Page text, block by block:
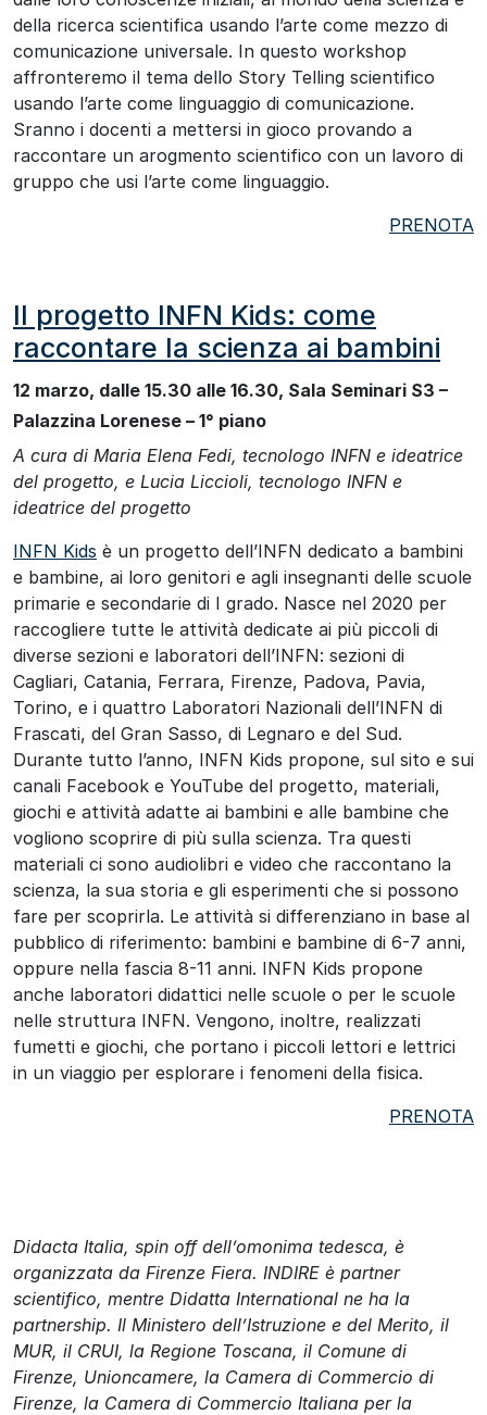
della ricerca scientifica usando l’arte come mezzo di
comunicazione universale. In questo workshop
affronteremo il tema dello Story Telling scientifico
usando l’arte come linguaggio di comunicazione.
Sranno i docenti a mettersi in gioco provando a
raccontare un arogmento scientifico con un lavoro di
gruppo che usi l’arte come linguaggio.
PRENOTA
Il progetto INFN Kids: come
raccontare la scienza ai bambini
12 marzo, dalle 15.30 alle 16.30, Sala Seminari S3 –
Palazzina Lorenese – 1° piano
A cura di Maria Elena Fedi, tecnologo INFN e ideatrice
del progetto, e Lucia Liccioli, tecnologo INFN e
ideatrice del progetto
INFN Kids è un progetto dell’INFN dedicato a bambini
e bambine, ai loro genitori e agli insegnanti delle scuole
primarie e secondarie di I grado. Nasce nel 2020 per
raccogliere tutte le attività dedicate ai più piccoli di
diverse sezioni e laboratori dell’INFN: sezioni di
Cagliari, Catania, Ferrara, Firenze, Padova, Pavia,
Torino, e i quattro Laboratori Nazionali dell’INFN di
Frascati, del Gran Sasso, di Legnaro e del Sud.
Durante tutto l’anno, INFN Kids propone, sul sito e sui
canali Facebook e YouTube del progetto, materiali,
giochi e attività adatte ai bambini e alle bambine che
vogliono scoprire di più sulla scienza. Tra questi
materiali ci sono audiolibri e video che raccontano la
scienza, la sua storia e gli esperimenti che si possono
fare per scoprirla. Le attività si differenziano in base al
pubblico di riferimento: bambini e bambine di 6-7 anni,
oppure nella fascia 8-11 anni. INFN Kids propone
anche laboratori didattici nelle scuole o per le scuole
nelle struttura INFN. Vengono, inoltre, realizzati
fumetti e giochi, che portano i piccoli lettori e lettrici
in un viaggio per esplorare i fenomeni della fisica.
PRENOTA
Didacta Italia, spin off dell’omonima tedesca, è
organizzata da Firenze Fiera. INDIRE è partner
scientifico, mentre Didatta International ne ha la
partnership. Il Ministero dell’Istruzione e del Merito, il
MUR, il CRUI, la Regione Toscana, il Comune di
Firenze, Unioncamere, la Camera di Commercio di
Firenze, la Camera di Commercio Italiana per la